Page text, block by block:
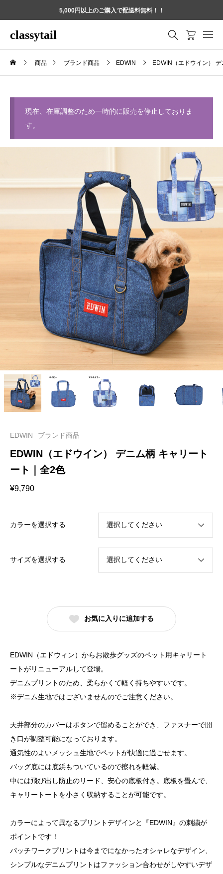
5,000円以上のご購入で配送料無料！！
classytail
商品 ブランド商品 EDWIN EDWIN（エドウイン）
現在、在庫調整のため一時的に販売を停止しておりま
す。
EDWIN ブランド商品
EDWIN（エドウイン） デニム柄 キャリート
ート｜全2色
¥9,790
カラーを選択する
サイズを選択する
お気に入りに追加する
EDWIN（エドウィン）からお散歩グッズのペット用キャリート
ートがリニューアルして登場。
デニムプリントのため、柔らかくて軽く持ちやすいです。
※デニム生地ではございませんのでご注意ください。
天井部分のカバーはボタンで留めることができ、ファスナーで開
き口が調整可能になっております。
通気性のよいメッシュ生地でペットが快適に過ごせます。
バッグ底には底鋲もついているので擦れを軽減。
中には飛び出し防止のリード、安心の底板付き。底板を畳んで、
キャリートートを小さく収納することが可能です。
カラーによって異なるプリントデザインと『EDWIN』の刺繍が
ポイントです！
パッチワークプリントは今までになかったオシャレなデザイン、
シンプルなデニムプリントはファッション合わせがしやすいデザ